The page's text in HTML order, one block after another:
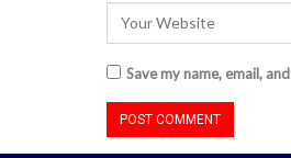
Save my name, email,